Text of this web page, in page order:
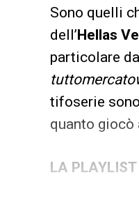
Sono quelli
dell’Hellas
particolare
tifoserie
quanto giocò
LA PLAYLIST